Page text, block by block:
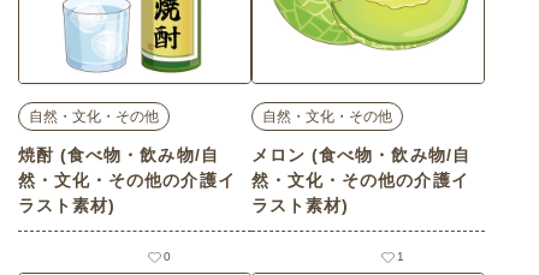
自然・文化・その他
焼酎 (食べ物・飲み物/自
然・文化・その他の介護イ
ラスト素材)
0
自然・文化・その他
メロン (食べ物・飲み物/自
然・文化・その他の介護イ
ラスト素材)
1